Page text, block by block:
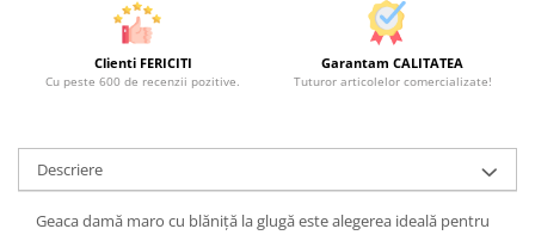
Clienti FERICITI
Cu peste 600 de recenzii pozitive.
Garantam CALITATEA
Tuturor articolelor comercializate!
Descriere
Geaca damă maro cu blăniță la glugă este alegerea ideală pentru